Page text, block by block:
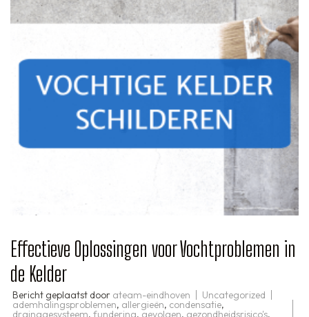
Effectieve Oplossingen voor Vochtproblemen in
de Kelder
Bericht geplaatst door ateam-eindhoven Uncategorized
ademhalingsproblemen, allergieën, condensatie,
drainagesysteem, fundering, gevolgen, gezondheidsrisico's,